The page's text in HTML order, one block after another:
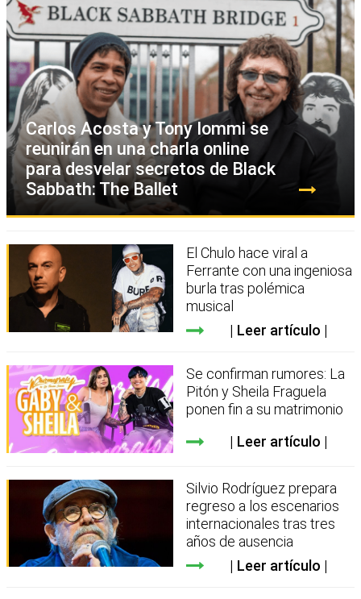
Carlos Acosta y Tony Iommi se
reunirán en una charla online
para desvelar secretos de Black
Sabbath: The Ballet
El Chulo hace viral a
Ferrante con una ingeniosa
burla tras polémica
musical
Leer artículo
Se confirman rumores: La
Pitón y Sheila Fraguela
ponen fin a su matrimonio
Leer artículo
Silvio Rodríguez prepara
regreso a los escenarios
internacionales tras tres
años de ausencia
Leer artículo